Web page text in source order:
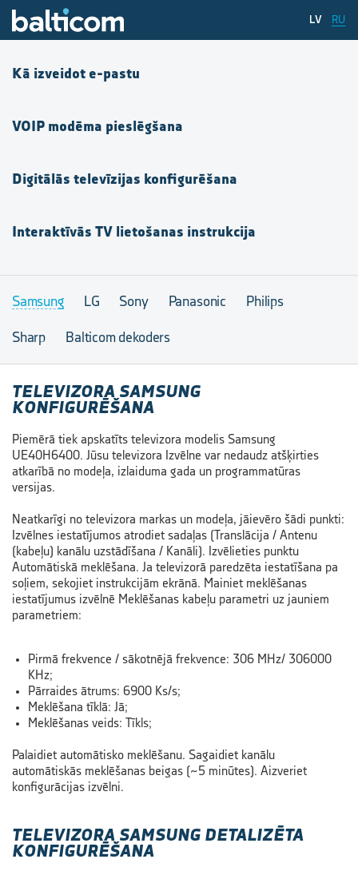
LV RU
Kā izveidot e-pastu
VOIP modēma pieslēgšana
Digitālās televīzijas konfigurēšana
Interaktīvās TV lietošanas instrukcija
Samsung LG Sony Panasonic Philips
Sharp Balticom dekoders
TELEVIZORA SAMSUNG
KONFIGURĒŠANA
Piemērā tiek apskatīts televizora modelis Samsung
UE40H6400. Jūsu televizora Izvēlne var nedaudz atšķirties
atkarībā no modeļa, izlaiduma gada un programmatūras
versijas.
Neatkarīgi no televizora markas un modeļa, jāievēro šādi punkti:
Izvēlnes iestatījumos atrodiet sadaļas (Translācija / Antenu
(kabeļu) kanālu uzstādīšana / Kanāli). Izvēlieties punktu
Automātiskā meklēšana. Ja televizorā paredzēta iestatīšana pa
soļiem, sekojiet instrukcijām ekrānā. Mainiet meklēšanas
iestatījumus izvēlnē Meklēšanas kabeļu parametri uz jauniem
parametriem:
Pirmā frekvence / sākotnējā frekvence: 306 MHz/ 306000
KHz;
Pārraides ātrums: 6900 Ks/s;
Meklēšana tīklā: Jā;
Meklēšanas veids: Tīkls;
Palaidiet automātisko meklēšanu. Sagaidiet kanālu
automātiskās meklēšanas beigas (~5 minūtes). Aizveriet
konfigurācijas izvēlni.
TELEVIZORA SAMSUNG DETALIZĒTA
KONFIGURĒŠANA